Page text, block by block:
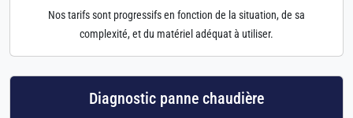
Nos tarifs sont progressifs en fonction de la situation, de sa
complexité, et du matériel adéquat à utiliser.
Diagnostic panne chaudière